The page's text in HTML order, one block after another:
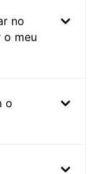
no
o meu
o